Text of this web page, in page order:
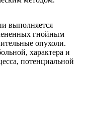
выполняется
гнойным
опухоли.
характера и
потенциальной